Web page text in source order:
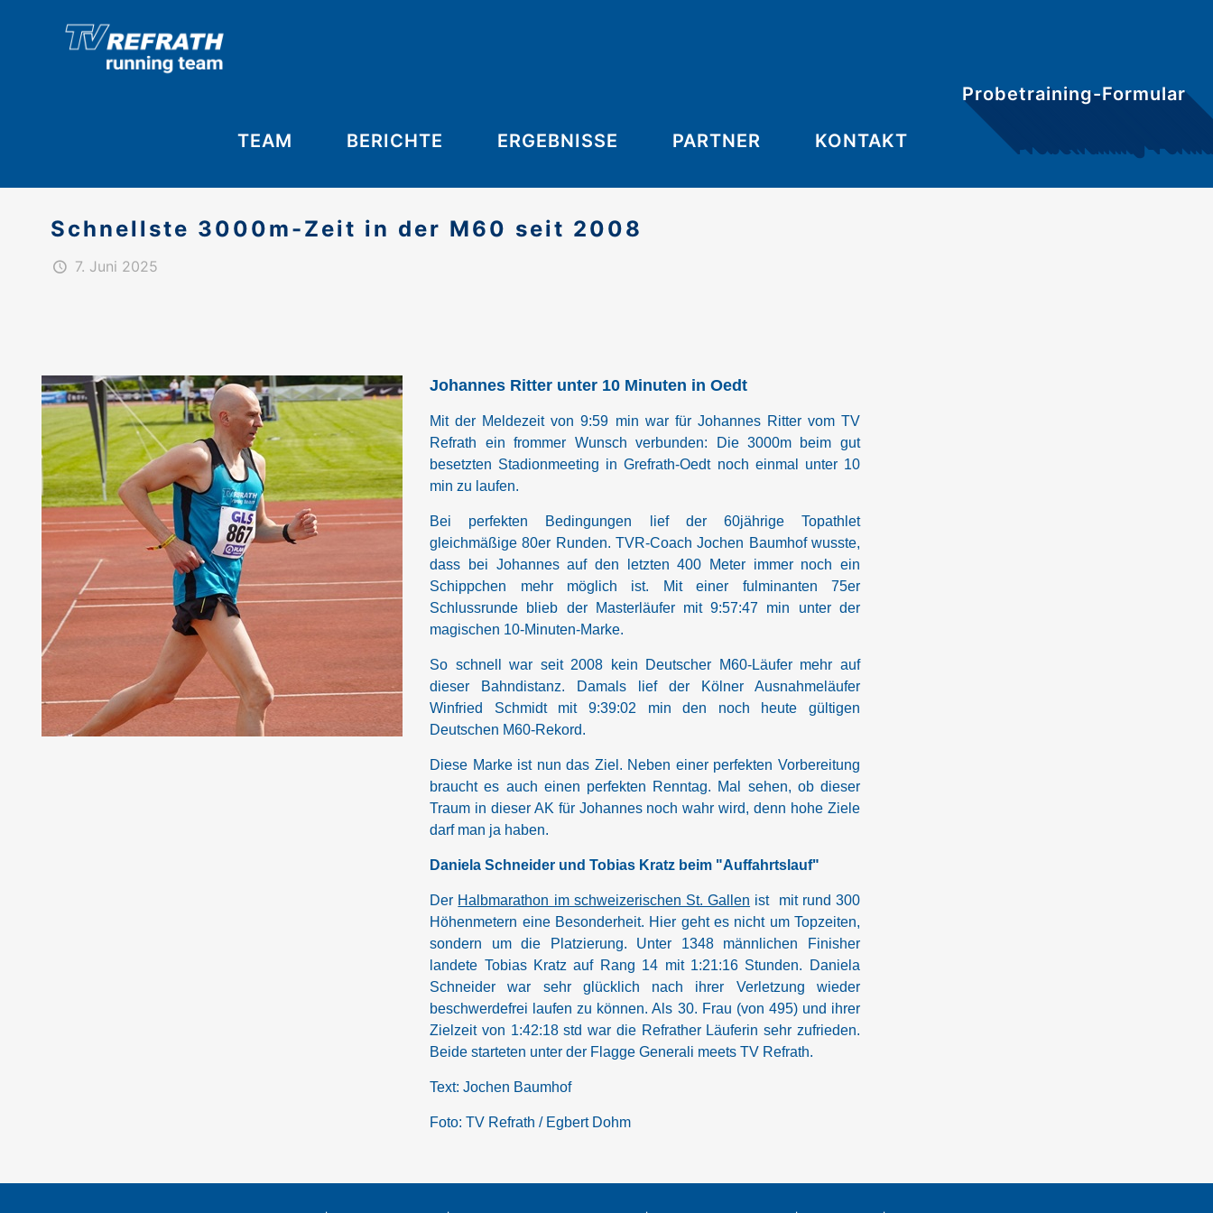
TEAM BERICHTE ERGEBNISSE PARTNER KONTAKT
Probetraining-Formular
Schnellste 3000m-Zeit in der M60 seit 2008
7. Juni 2025
Johannes Ritter unter 10 Minuten in Oedt
Mit der Meldezeit von 9:59 min war für Johannes Ritter vom TV
Refrath ein frommer Wunsch verbunden:
Die 3000m beim gut
besetzten Stadionmeeting in Grefrath-Oedt noch einmal unter 10
min zu laufen.
Bei perfekten Bedingungen lief der 60jährige Topathlet
gleichmäßige 80er Runden. TVR-Coach Jochen Baumhof wusste,
dass bei Johannes auf den letzten 400 Meter immer noch ein
Schippchen mehr möglich ist. Mit einer fulminanten 75er
Schlussrunde blieb der Masterläufer mit 9:57:47 min unter der
magischen 10-Minuten-Marke.
So schnell war seit 2008 kein Deutscher M60-Läufer mehr auf
dieser Bahndistanz. Damals lief der Kölner Ausnahmeläufer
Winfried Schmidt mit 9:39:02 min den noch heute gültigen
Deutschen M60-Rekord.
Diese Marke ist nun das Ziel. Neben einer perfekten Vorbereitung
braucht es auch einen perfekten Renntag. Mal sehen, ob dieser
Traum in dieser AK für Johannes noch wahr wird, denn hohe Ziele
darf man ja haben.
Daniela Schneider und Tobias Kratz beim "Auffahrtslauf"
Der Halbmarathon im schweizerischen St. Gallen ist mit rund 300
Höhenmetern eine Besonderheit. Hier geht es nicht um Topzeiten,
sondern um die Platzierung. Unter 1348 männlichen Finisher
landete Tobias Kratz auf Rang 14 mit 1:21:16 Stunden. Daniela
Schneider war sehr glücklich nach ihrer Verletzung wieder
beschwerdefrei laufen zu können. Als 30. Frau (von 495) und ihrer
Zielzeit von 1:42:18 std war die Refrather Läuferin sehr zufrieden.
Beide starteten unter der Flagge Generali meets TV Refrath.
Text: Jochen Baumhof
Foto:TV Refrath / Egbert Dohm